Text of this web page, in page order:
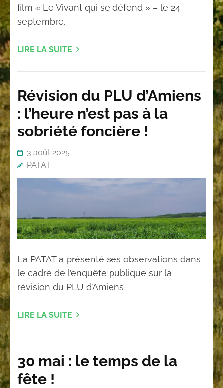
film « Le Vivant qui se défend » – le 24
septembre.
LIRE LA SUITE
Révision du PLU d’Amiens
: l’heure n’est pas à la
sobriété foncière !
3 août 2025
PATAT
La PATAT a présenté ses observations dans
le cadre de l’enquête publique sur la
révision du PLU d’Amiens
LIRE LA SUITE
30 mai : le temps de la
fête !